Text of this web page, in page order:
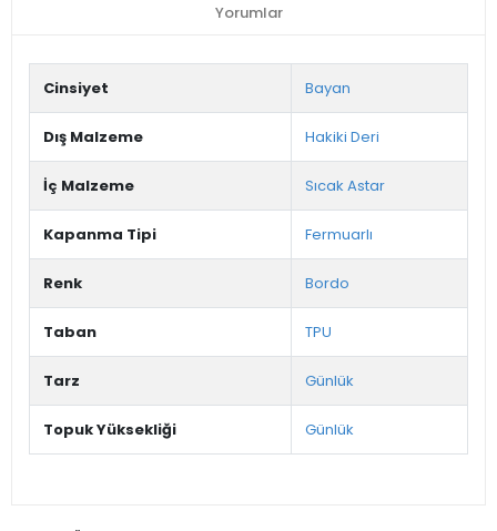
Yorumlar
Cinsiyet Bayan
Dış Malzeme Hakiki Deri
İç Malzeme Sıcak Astar
Kapanma Tipi Fermuarlı
Renk Bordo
Taban TPU
Tarz Günlük
Topuk Yüksekliği Günlük